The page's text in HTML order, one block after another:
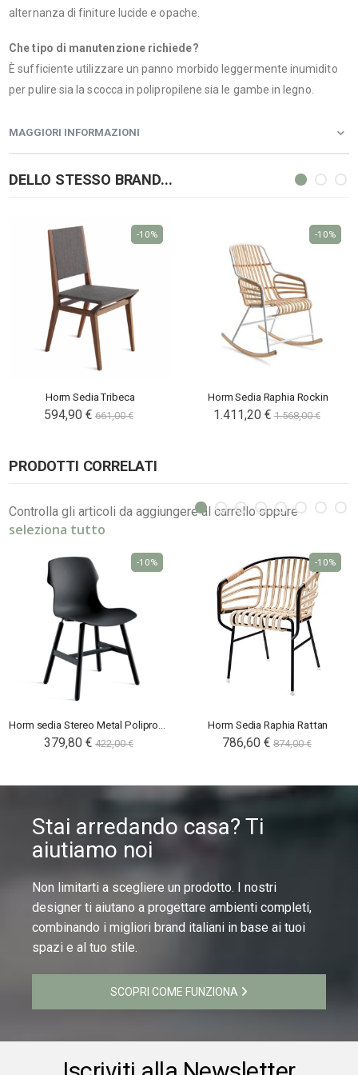
alternanza di finiture lucide e opache.
Che tipo di manutenzione richiede?
È sufficiente utilizzare un panno morbido leggermente inumidito
per pulire sia la scocca in polipropilene sia le gambe in legno.
MAGGIORI INFORMAZIONI
DELLO STESSO BRAND...
Horm Sedia Tribeca
594,90 € 661,00 €
-10%
Horm Sedia Raphia Rockin
Special
Price
1.411,20 € 1.568,00 €
-10%
PRODOTTI CORRELATI
Controlla gli articoli da aggiungere al carrello oppure
seleziona tutto
379,80 € 422,00 €
-10%
Horm Sedia Raphia Rattan
786,60 € 874,00 €
-10%
Stai arredando casa? Ti
aiutiamo noi
Non limitarti a scegliere un prodotto. I nostri
designer ti aiutano a progettare ambienti completi,
combinando i migliori brand italiani in base ai tuoi
spazi e al tuo stile.
SCOPRI COME FUNZIONA